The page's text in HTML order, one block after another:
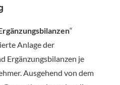
“
Anlage der
Ergänzungsbilanzen je
Ausgehend von dem